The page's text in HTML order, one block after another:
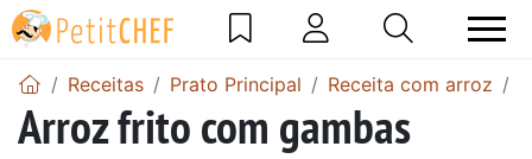
Receitas Prato Principal Receita com arroz
Arroz frito com gambas